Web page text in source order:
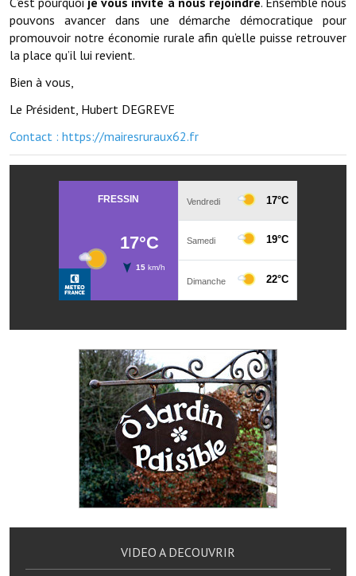
Les réseaux partenaires
L'association des maires
Le conseil départemental
VILLE PRATIQUE
Services publics intercommunaux
Eaux, assainissement
France services
Services publics communaux
Démarches administratives
Urbanisme
Biens à louer
Terrains et maisons à vendre
Equipements sportifs
pouvons avancer dans une démarche démocratique pour
promouvoir notre économie rurale afin qu’elle puisse retrouver
la place qu’il lui revient.
Bien à vous,
Le Président, Hubert DEGREVE
Contact : https://mairesruraux62.fr
VIDEO A DECOUVRIR